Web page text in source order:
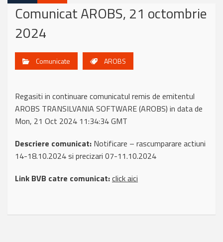
Comunicat AROBS, 21 octombrie
2024
Comunicate AROBS
Regasiti in continuare comunicatul remis de emitentul
AROBS TRANSILVANIA SOFTWARE (AROBS) in data de
Mon, 21 Oct 2024 11:34:34 GMT
Descriere comunicat: Notificare – rascumparare actiuni
14-18.10.2024 si precizari 07-11.10.2024
Link BVB catre comunicat:click aici